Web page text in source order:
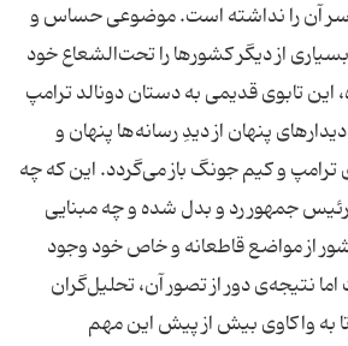
سر آن را نداشته است. موضوعی حساس و
از دیگر کشورها را تحت‌الشعاع خود
این تابوی قدیمی به دستان دونالد ترامپ
پنهان از دیدِ رسانه‌ها پنهان و
و کیم جونگ باز می‌گردد. این که چه
جمهور رد و بدل شده و چه مبنایی
از مواضع قاطعانه و خاص خود وجود
نتیجه‌ی دور از تصور آن، تحلیل‌گران
به واکاوی بیش از پیش این مهم